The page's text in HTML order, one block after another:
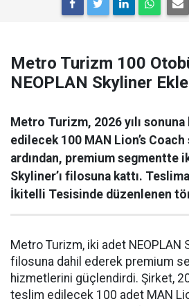
Metro Turizm 100
NEOPLAN Skyliner
Metro Turizm, 2026 yılı
edilecek 100 MAN Lion’s
ardından, premium segmentte
Skyliner’ı filosuna kattı.
İkitelli Tesisinde düzenlenen
Metro Turizm, iki adet NEOPLAN
filosuna dahil ederek premium
hizmetlerini güçlendirdi. Şirket,
teslim edilecek 100 adet MAN